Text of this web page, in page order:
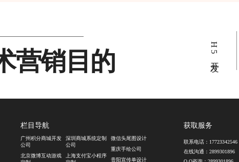
营销目的 H5开发
栏目导航
广州积分商城开发
公司
北京微博互动游戏
深圳商城系统定制
公司
上海支付宝小程序
微信头尾图设计
重庆手绘公司
贵阳宣传单设计
获取服务
联系电话： 17723342546
在线沟通： 2899301896